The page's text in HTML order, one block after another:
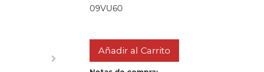
09VU60
Añadir al Carrito